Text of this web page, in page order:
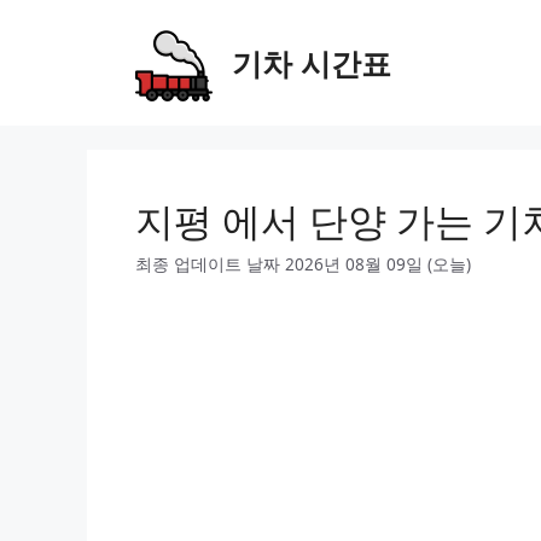
기차 시간표
지평 에서 단양 가는 기
최종 업데이트 날짜 2026년 08월 09일 (오늘)